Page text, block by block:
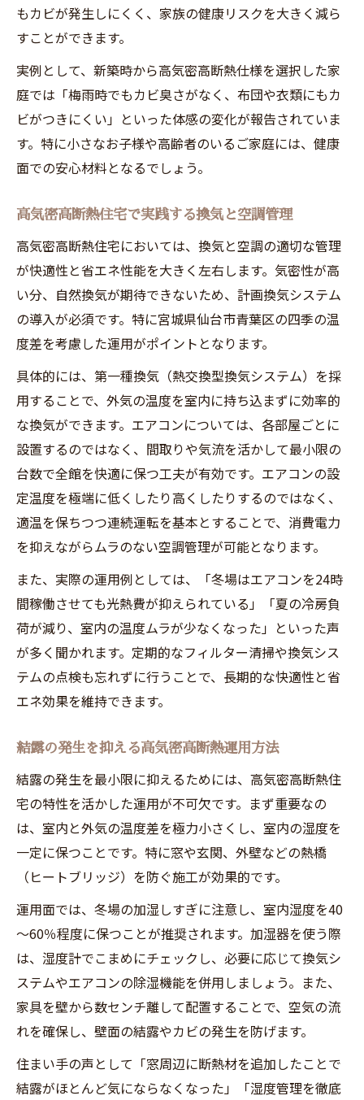
もカビが発生しにくく、家族の健康リスクを大きく減ら
すことができます。
実例として、新築時から高気密高断熱仕様を選択した家
庭では「梅雨時でもカビ臭さがなく、布団や衣類にもカ
ビがつきにくい」といった体感の変化が報告されていま
す。特に小さなお子様や高齢者のいるご家庭には、健康
面での安心材料となるでしょう。
高気密高断熱住宅で実践する換気と空調管理
高気密高断熱住宅においては、換気と空調の適切な管理
が快適性と省エネ性能を大きく左右します。気密性が高
い分、自然換気が期待できないため、計画換気システム
の導入が必須です。特に宮城県仙台市青葉区の四季の温
度差を考慮した運用がポイントとなります。
具体的には、第一種換気（熱交換型換気システム）を採
用することで、外気の温度を室内に持ち込まずに効率的
な換気ができます。エアコンについては、各部屋ごとに
設置するのではなく、間取りや気流を活かして最小限の
台数で全館を快適に保つ工夫が有効です。エアコンの設
定温度を極端に低くしたり高くしたりするのではなく、
適温を保ちつつ連続運転を基本とすることで、消費電力
を抑えながらムラのない空調管理が可能となります。
また、実際の運用例としては、「冬場はエアコンを24時
間稼働させても光熱費が抑えられている」「夏の冷房負
荷が減り、室内の温度ムラが少なくなった」といった声
が多く聞かれます。定期的なフィルター清掃や換気シス
テムの点検も忘れずに行うことで、長期的な快適性と省
エネ効果を維持できます。
結露の発生を抑える高気密高断熱運用方法
結露の発生を最小限に抑えるためには、高気密高断熱住
宅の特性を活かした運用が不可欠です。まず重要なの
は、室内と外気の温度差を極力小さくし、室内の湿度を
一定に保つことです。特に窓や玄関、外壁などの熱橋
（ヒートブリッジ）を防ぐ施工が効果的です。
運用面では、冬場の加湿しすぎに注意し、室内湿度を40
～60％程度に保つことが推奨されます。加湿器を使う際
は、湿度計でこまめにチェックし、必要に応じて換気シ
ステムやエアコンの除湿機能を併用しましょう。また、
家具を壁から数センチ離して配置することで、空気の流
れを確保し、壁面の結露やカビの発生を防げます。
住まい手の声として「窓周辺に断熱材を追加したことで
結露がほとんど気にならなくなった」「湿度管理を徹底